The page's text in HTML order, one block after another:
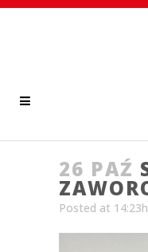
26 PAŹ
Posted at 14:23h